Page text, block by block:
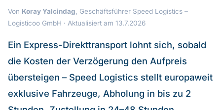
Ratgeber
Über uns
Kontakt
EN
Von Koray Yalcindag , Geschäftsführer Speed Logistics –
Logisticoo GmbH · Aktualisiert am 13.7.2026
Ein Express-Direkttransport lohnt sich, sobald
die Kosten der Verzögerung den Aufpreis
übersteigen – Speed Logistics stellt europaweit
exklusive Fahrzeuge, Abholung in bis zu 2